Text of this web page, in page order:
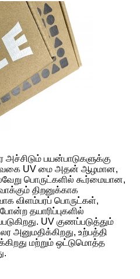
அச்சிடும் பயன்பாடுகளுக்கு
வகை UV மை அதன் ஆழமான,
பொருட்களில் கூர்மையான,
திறனுக்காக
விளம்பரப் பொருட்கள்,
தயாரிப்புகளில்
UV குணப்படுத்தும்
அனுமதிக்கிறது, உற்பத்தி
மற்றும் ஒட்டுமொத்த